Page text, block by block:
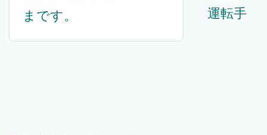
運転手
まです。